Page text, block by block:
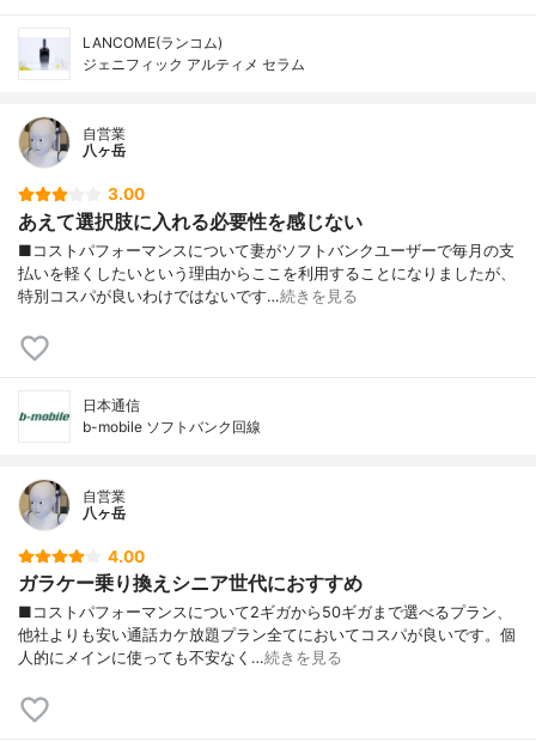
LANCOME(ランコム)
ジェニフィック アルティメ セラム
自営業
八ヶ岳
3.00
あえて選択肢に入れる必要性を感じない
■コストパフォーマンスについて妻がソフトバンクユーザーで毎月の支
払いを軽くしたいという理由からここを利用することになりましたが、
特別コスパが良いわけではないです…続きを見る
日本通信
b-mobile ソフトバンク回線
自営業
八ヶ岳
4.00
ガラケー乗り換えシニア世代におすすめ
■コストパフォーマンスについて2ギガから50ギガまで選べるプラン、
他社よりも安い通話カケ放題プラン全てにおいてコスパが良いです。個
人的にメインに使っても不安なく…続きを見る